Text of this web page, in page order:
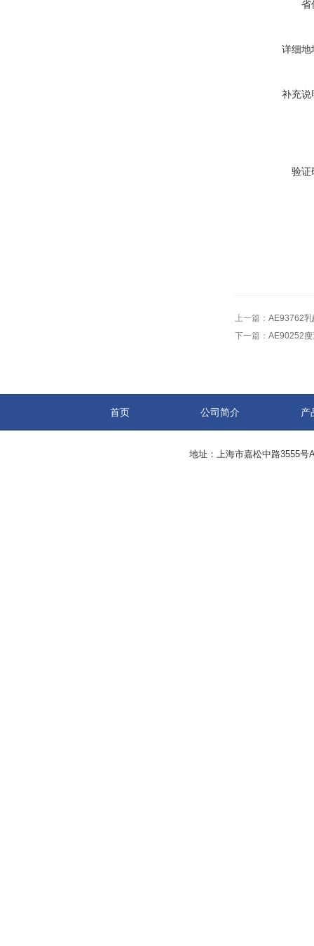
省
详细地
补充说
验证
上一篇： AE93762
下一篇： AE90252瘦
首页 公司简介 产
地址：上海市嘉松中路3555